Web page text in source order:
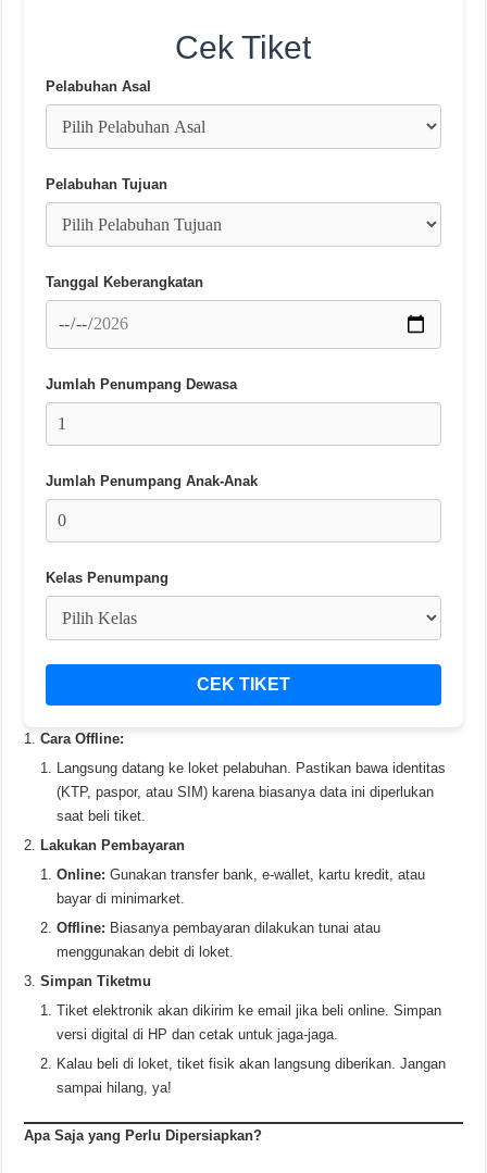
Cek Tiket
Pelabuhan Asal
Pelabuhan Tujuan
Tanggal Keberangkatan
Jumlah Penumpang Dewasa
Jumlah Penumpang Anak-Anak
Kelas Penumpang
CEK TIKET
Cara Offline:
Langsung datang ke loket pelabuhan. Pastikan bawa identitas
(KTP, paspor, atau SIM) karena biasanya data ini diperlukan
saat beli tiket.
Lakukan Pembayaran
Online: Gunakan transfer bank, e-wallet, kartu kredit, atau
bayar di minimarket.
Offline: Biasanya pembayaran dilakukan tunai atau
menggunakan debit di loket.
Simpan Tiketmu
Tiket elektronik akan dikirim ke email jika beli online. Simpan
versi digital di HP dan cetak untuk jaga-jaga.
Kalau beli di loket, tiket fisik akan langsung diberikan. Jangan
sampai hilang, ya!
Apa Saja yang Perlu Dipersiapkan?